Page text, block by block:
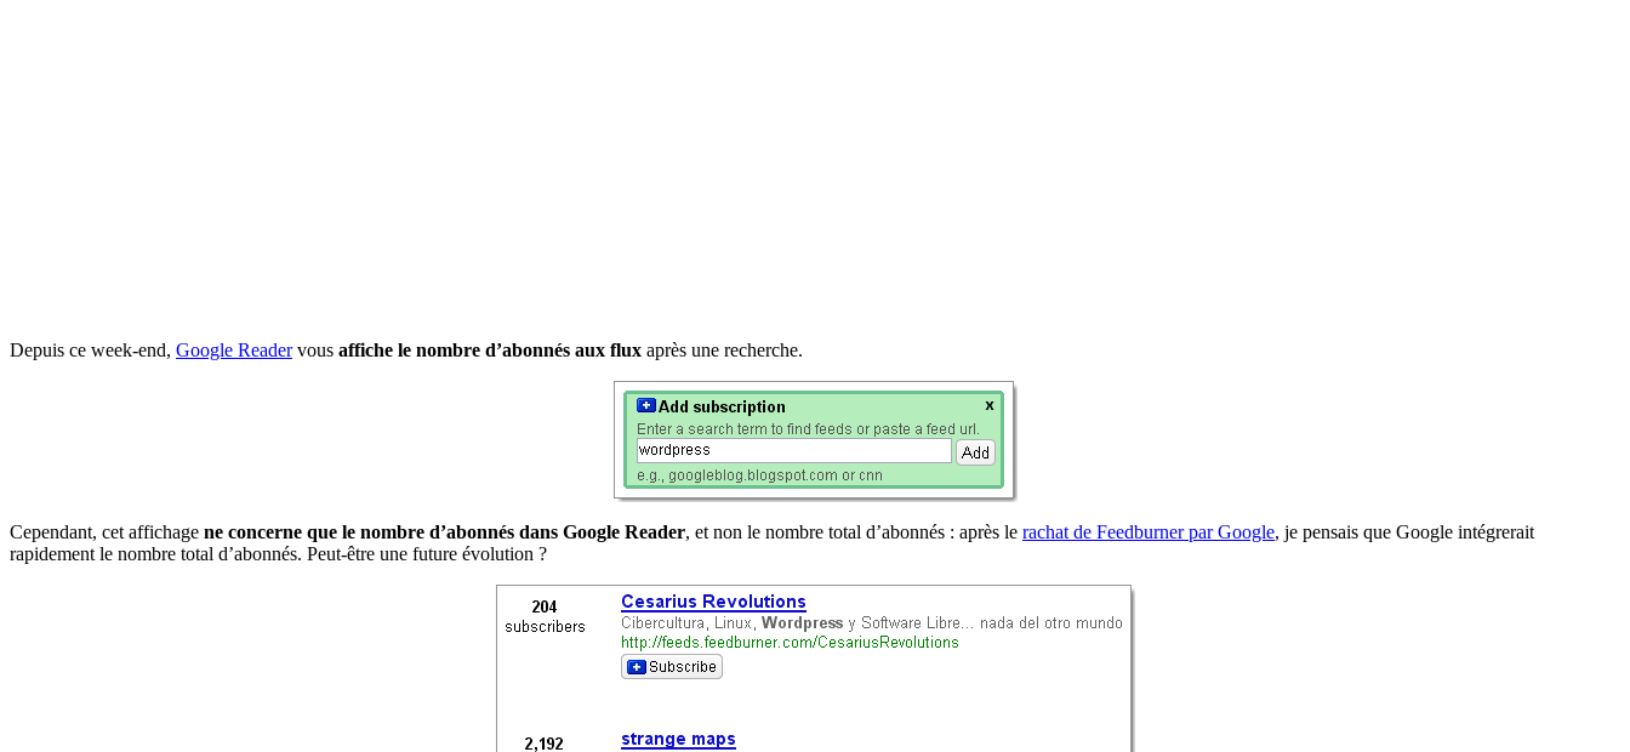
Depuis ce week-end, Google Readervous affiche le nombre d’abonnés aux flux après une recherche.
Cependant, cet affichage ne concerne que le nombre d’abonnés dans Google Reader, et non le nombre total d’abonnés : après le rachat de Feedburner par Google, je pensais que Google intégrerait
rapidement le nombre total d’abonnés. Peut-être une future évolution ?